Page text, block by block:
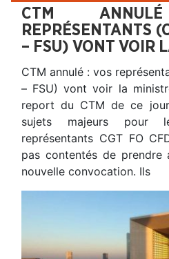
CTM
REPRÉSENTANTS
– FSU) VONT VOIR
CTM annulé : vos
– FSU) vont voir la
report du CTM de ce
sujets majeurs pour
représentants CGT FO
pas contentés de prendre
nouvelle convocation. Ils